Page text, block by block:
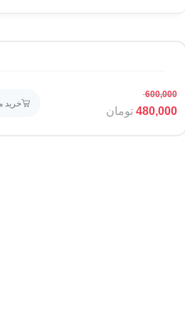
600,000
480,000 تومان
خرید